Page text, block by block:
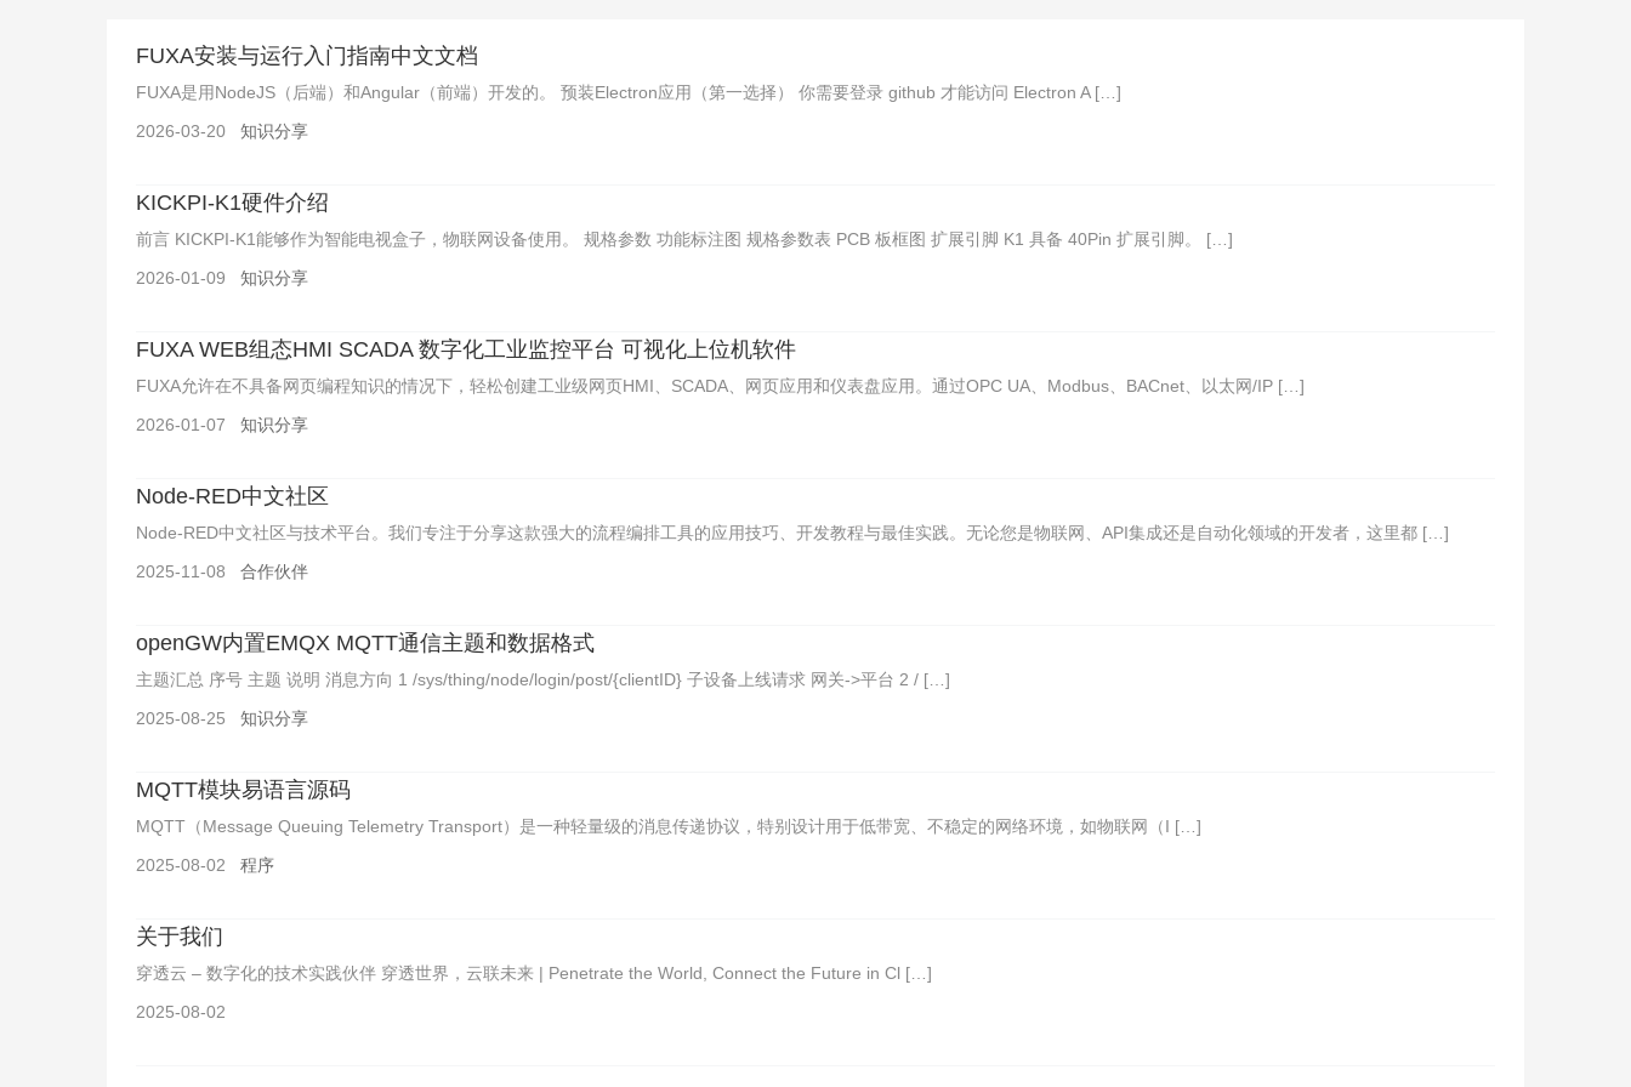
FUXA安装与运行入门指南中文文档
FUXA是用NodeJS（后端）和Angular（前端）开发的。 预装Electron应用（第一选择） 你需要登录 github 才能访问 Electron A […]
2026-03-20
知识分享
KICKPI-K1硬件介绍
前言 KICKPI-K1能够作为智能电视盒子，物联网设备使用。 规格参数 功能标注图 规格参数表 PCB 板框图 扩展引脚 K1 具备 40Pin 扩展引脚。 […]
2026-01-09
知识分享
FUXA WEB组态HMI SCADA 数字化工业监控平台 可视化上位机软件
FUXA允许在不具备网页编程知识的情况下，轻松创建工业级网页HMI、SCADA、网页应用和仪表盘应用。通过OPC UA、Modbus、BACnet、以太网/IP […]
2026-01-07
知识分享
Node-RED中文社区
Node-RED中文社区与技术平台。我们专注于分享这款强大的流程编排工具的应用技巧、开发教程与最佳实践。无论您是物联网、API集成还是自动化领域的开发者，这里都 […]
2025-11-08
合作伙伴
openGW内置EMQX MQTT通信主题和数据格式
主题汇总 序号 主题 说明 消息方向 1 /sys/thing/node/login/post/{clientID} 子设备上线请求 网关->平台 2 / […]
2025-08-25
知识分享
MQTT模块易语言源码
MQTT（Message Queuing Telemetry Transport）是一种轻量级的消息传递协议，特别设计用于低带宽、不稳定的网络环境，如物联网（I […]
2025-08-02
程序
关于我们
穿透云 – 数字化的技术实践伙伴 穿透世界，云联未来 | Penetrate the World, Connect the Future in Cl […]
2025-08-02